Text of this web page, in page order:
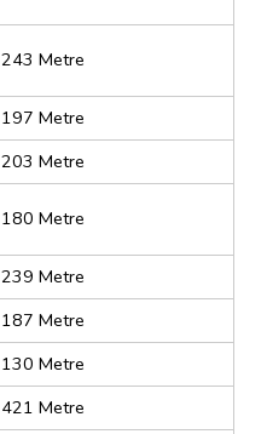
243 Metre
197 Metre
203 Metre
180 Metre
239 Metre
187 Metre
130 Metre
421 Metre